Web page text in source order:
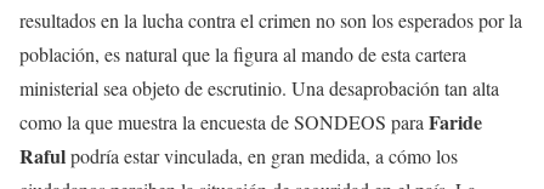
resultados en la lucha contra el crimen no son los esperados por la
población, es natural que la figura al mando de esta cartera
ministerial sea objeto de escrutinio. Una desaprobación tan alta
como la que muestra la encuesta de SONDEOS para Faride
Rafulpodría estar vinculada, en gran medida, a cómo los